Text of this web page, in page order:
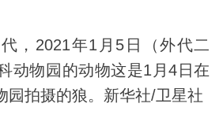
，2021年1月5日（外代二
动物园的动物这是1月4日在
园拍摄的狼。新华社/卫星社